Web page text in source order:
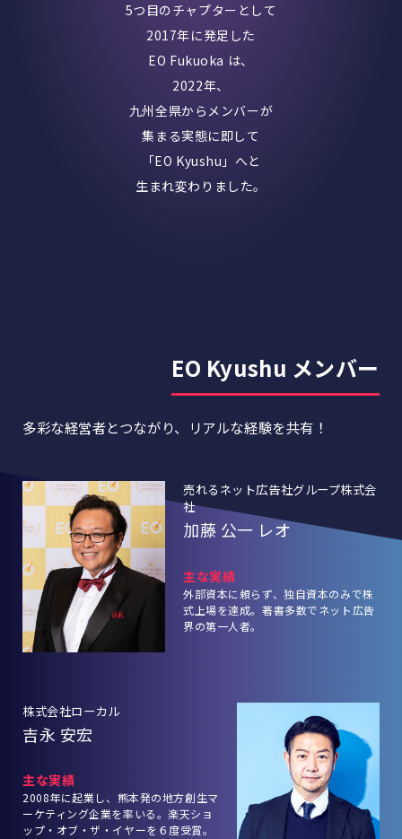
5つ目のチャプターとして
2017年に発足した
EO Fukuoka は、
2022年、
九州全県からメンバーが
集まる実態に即して
「EO Kyushu」へと
生まれ変わりました。
EO Kyushu メンバー
多彩な経営者とつながり、リアルな経験を共有！
売れるネット広告社グループ株式会
社
加藤 公一 レオ
主な実績
外部資本に頼らず、独自資本のみで株
式上場を達成。著書多数でネット広告
界の第一人者。
株式会社ローカル
吉永 安宏
主な実績
2008年に起業し、熊本発の地方創生マ
ーケティング企業を率いる。楽天ショ
ップ・オブ・ザ・イヤーを６度受賞。